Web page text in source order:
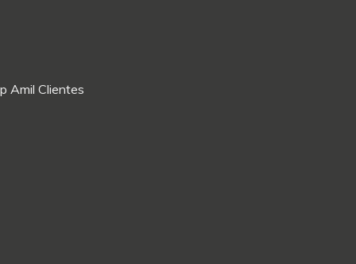
Amil Clientes